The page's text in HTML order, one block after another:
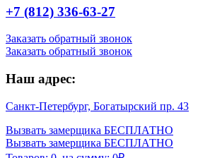
+7 (812) 336-63-27
Заказать обратный звонок
Заказать обратный звонок
Наш адрес:
Санкт-Петербург, Богатырский пр. 43
Вызвать замерщика БЕСПЛАТНО
Вызвать замерщика БЕСПЛАТНО